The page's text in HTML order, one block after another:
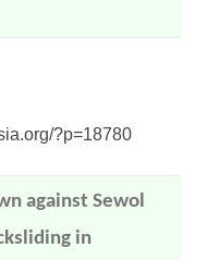
?p=18780
against Sewol
in